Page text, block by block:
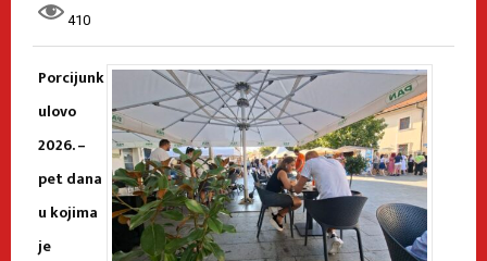
410
Porcijunk
ulovo
2026. –
pet dana
u kojima
je